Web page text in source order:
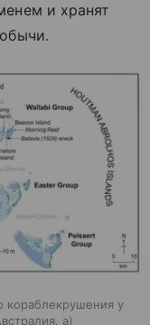
и хранят
кораблекрушения у
а)